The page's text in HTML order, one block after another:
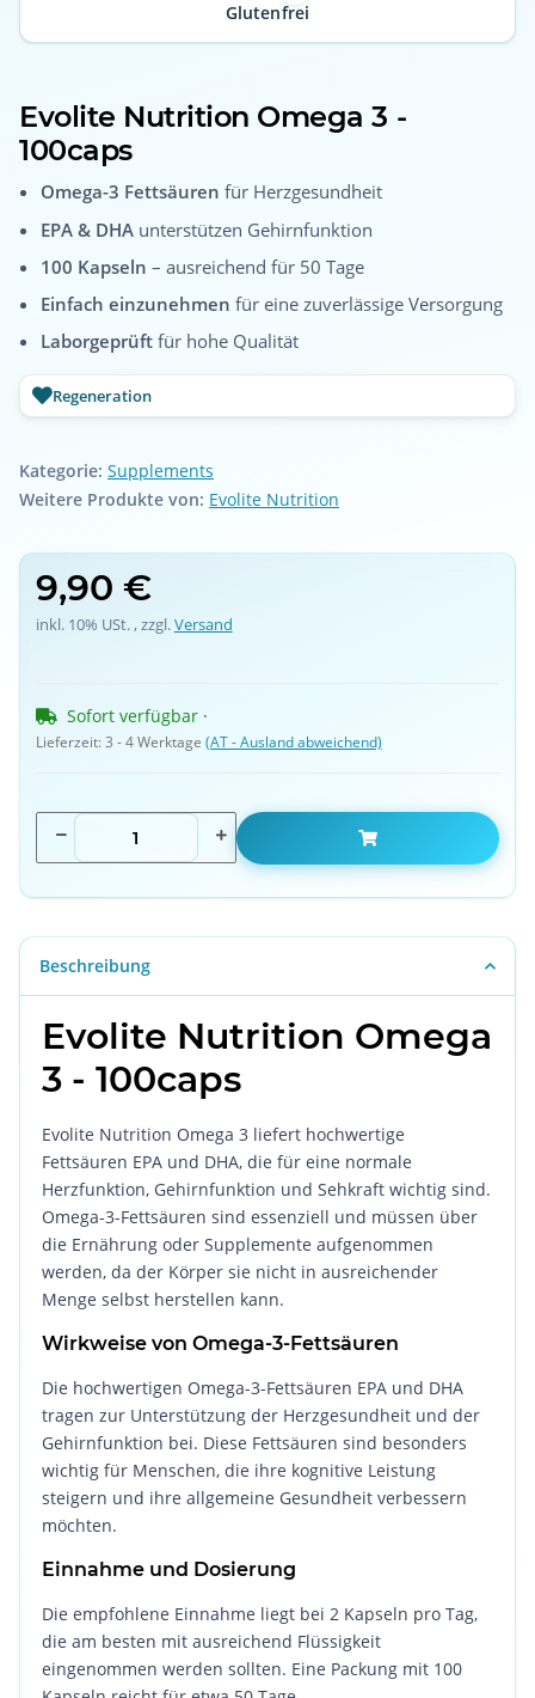
Glutenfrei
Evolite Nutrition Omega 3 -
100caps
Omega-3 Fettsäuren für Herzgesundheit
EPA & DHA unterstützen Gehirnfunktion
100 Kapseln – ausreichend für 50 Tage
Einfach einzunehmen für eine zuverlässige Versorgung
Laborgeprüft für hohe Qualität
Regeneration
Kategorie: Supplements
Weitere Produkte von: Evolite Nutrition
9,90 €
inkl. 10% USt. , zzgl.Versand
Sofort verfügbar ·
Lieferzeit:3 - 4 Werktage (AT - Ausland abweichend)
Beschreibung
Evolite Nutrition Omega
3 - 100caps
Evolite Nutrition Omega 3 liefert hochwertige
Fettsäuren EPA und DHA, die für eine normale
Herzfunktion, Gehirnfunktion und Sehkraft wichtig sind.
Omega-3-Fettsäuren sind essenziell und müssen über
die Ernährung oder Supplemente aufgenommen
werden, da der Körper sie nicht in ausreichender
Menge selbst herstellen kann.
Wirkweise von Omega-3-Fettsäuren
Die hochwertigen Omega-3-Fettsäuren EPA und DHA
tragen zur Unterstützung der Herzgesundheit und der
Gehirnfunktion bei. Diese Fettsäuren sind besonders
wichtig für Menschen, die ihre kognitive Leistung
steigern und ihre allgemeine Gesundheit verbessern
möchten.
Einnahme und Dosierung
Die empfohlene Einnahme liegt bei 2 Kapseln pro Tag,
die am besten mit ausreichend Flüssigkeit
eingenommen werden sollten. Eine Packung mit 100